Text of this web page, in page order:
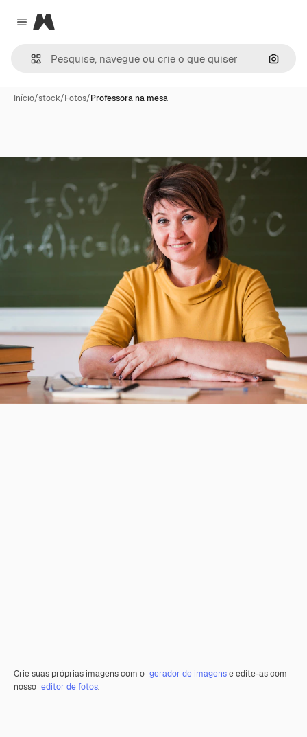
Close menu
Magnific
Início/stock/Fotos/Professora na mesa
Crie suas próprias imagens com o gerador de imagense edite-as com
nosso editor de fotos.